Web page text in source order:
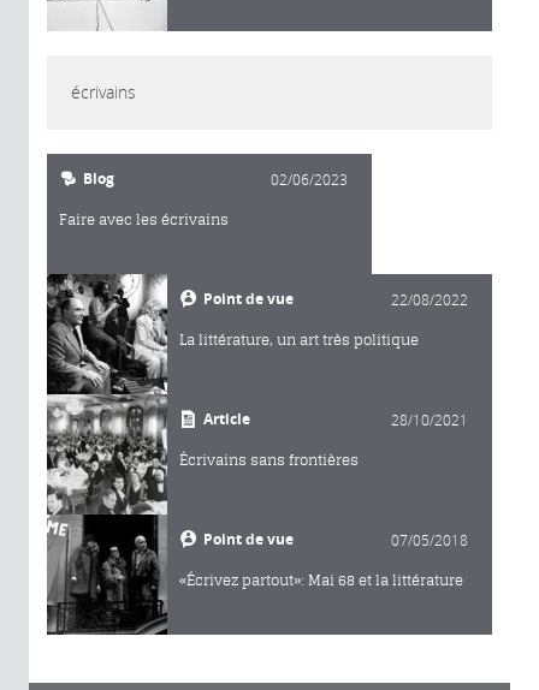
écrivains
Blog 02/06/2023
Faire avec les écrivains
Point de vue 22/08/2022
La littérature, un art très politique
Article 28/10/2021
Écrivains sans frontières
Point de vue 07/05/2018
«Écrivez partout»: Mai 68 et la littérature